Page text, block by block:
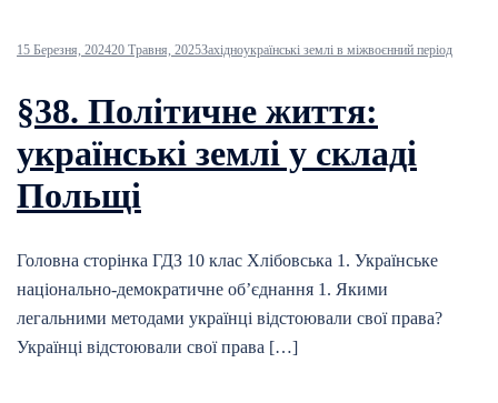
15 Березня, 202420 Травня, 2025Західноукраїнські землі в міжвоєнний період
§38. Політичне життя:
українські землі у складі
Польщі
Головна сторінка ГДЗ 10 клас Хлібовська 1. Українське
національно-демократичне об’єднання 1. Якими
легальними методами українці відстоювали свої права?
Українці відстоювали свої права […]